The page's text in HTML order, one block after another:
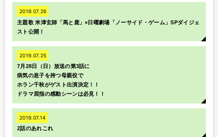
2019.07.26
主題歌 米津玄師「馬と鹿」×日曜劇場「ノーサイド・ゲーム」SPダイジェ
スト公開！
2019.07.25
7月28日（日）放送の第3話に
病気の息子を持つ母親役で
ホラン千秋がゲスト出演決定！！
ドラマ屈指の感動シーンは必見！！
2019.07.14
2話のあれこれ